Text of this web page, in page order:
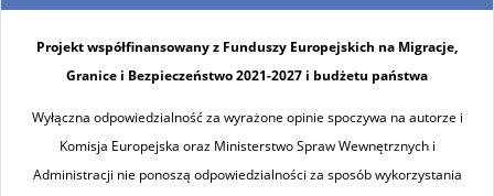
Projekt współfinansowany z Funduszy Europejskich na Migracje,
Granice i Bezpieczeństwo 2021-2027 i budżetu państwa
Wyłączna odpowiedzialność za wyrażone opinie spoczywa na autorze i
Komisja Europejska oraz Ministerstwo Spraw Wewnętrznych i
Administracji nie ponoszą odpowiedzialności za sposób wykorzystania